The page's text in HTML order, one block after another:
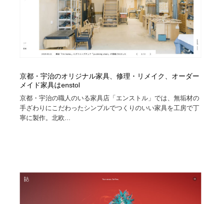
京都・宇治のオリジナル家具、修理・リメイク、オーダー
メイド家具はenstol
京都・宇治の職人のいる家具店「エンストル」では、無垢材の
手ざわりにこだわったシンプルでつくりのいい家具を工房で丁
寧に製作。北欧...